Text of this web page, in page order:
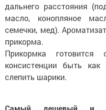
дальнего расстояния
масло, конопляное
семечки, мед).
прикорма.
Прикормка
консистенции быть как
слепить шарики.